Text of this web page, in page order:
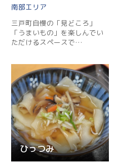
南部
三戸町自慢の「見どころ」
「うまいもの」を楽しんでい
ただけるスペースで…
ひっつみ